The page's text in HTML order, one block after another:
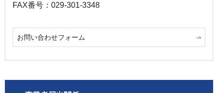
FAX番号：029-301-3348
お問い合わせフォーム